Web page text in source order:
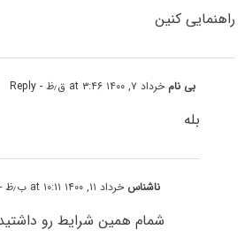
راهنمایی کنین
بی نام خرداد ۷, ۱۴۰۰ at ۳:۴۶ ق٫ظ - Reply
بله
ناشناس خرداد ۱۱, ۱۴۰۰ at ۱۰:۱۱ ب٫ظ - Reply
شمام همین شرایط رو